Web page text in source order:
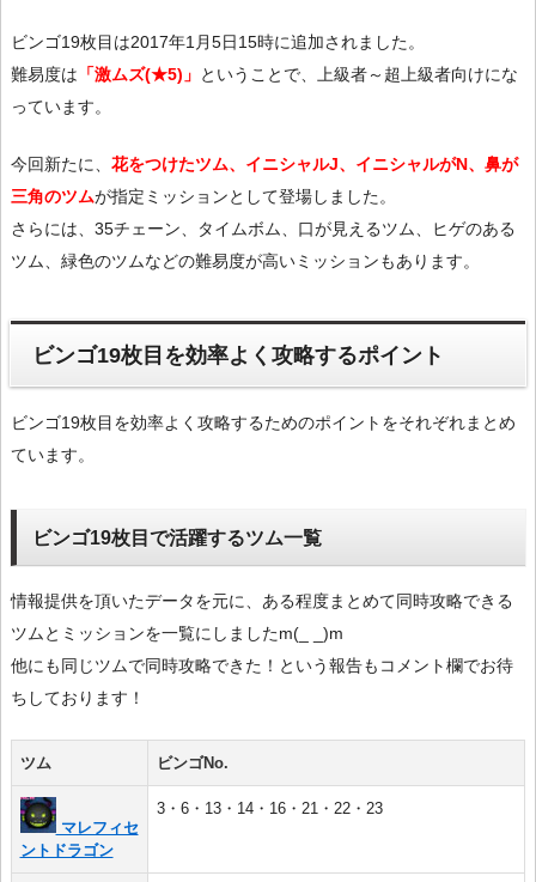
ビンゴ19枚目は2017年1月5日15時に追加されました。
難易度は 「激ムズ(★5)」 ということで、上級者～超上級者向けにな
っています。
今回新たに、 花をつけたツム、イニシャルJ、イニシャルがN、鼻が
三角のツムが指定ミッションとして登場しました。
さらには、35チェーン、タイムボム、口が見えるツム、ヒゲのある
ツム、緑色のツムなどの難易度が高いミッションもあります。
ビンゴ19枚目を効率よく攻略するポイント
ビンゴ19枚目を効率よく攻略するためのポイントをそれぞれまとめ
ています。
ビンゴ19枚目で活躍するツム一覧
情報提供を頂いたデータを元に、ある程度まとめて同時攻略できる
ツムとミッションを一覧にしましたm(_ _)m
他にも同じツムで同時攻略できた！という報告もコメント欄でお待
ちしております！
ツム ビンゴNo.
マレフィセ
ントドラゴン
3・6・13・14・16・21・22・23